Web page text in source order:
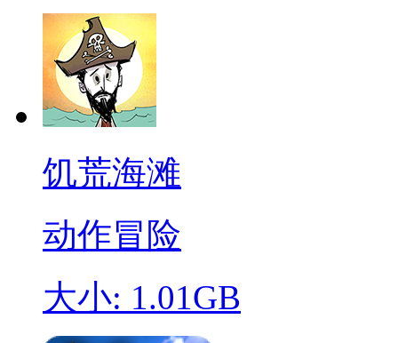
饥荒海滩
动作冒险
大小: 1.01GB